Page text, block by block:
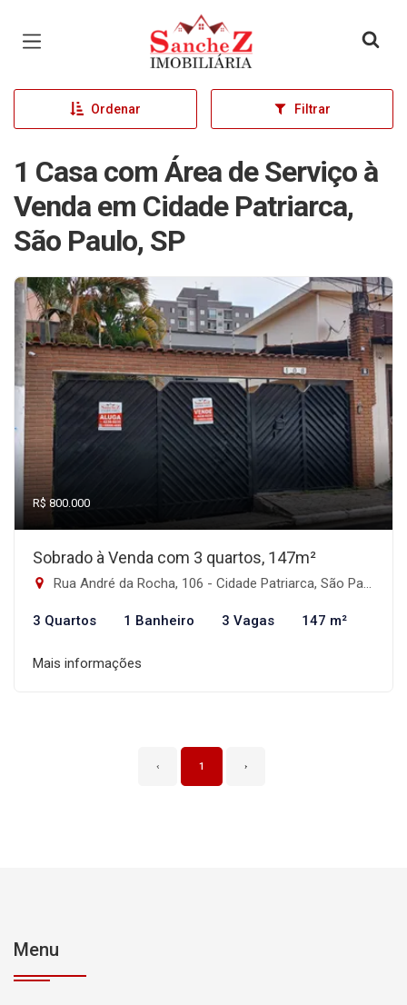
Página inicial
Ordenar Filtrar
1 Casa com Área de Serviço à
Venda em Cidade Patriarca,
São Paulo, SP
R$ 800.000
Sobrado à Venda com 3 quartos, 147m²
Rua André da Rocha, 106 - Cidade Patriarca, São Paulo-SP
3 Quartos 1 Banheiro 3 Vagas 147 m²
Mais informações
‹ 1 ›
Menu